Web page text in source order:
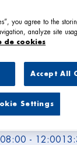
08:00 - 12:00
08:00 - 12:00
08:00 - 12:00
you agree to the
analyze site
de cookies
Accept All
Settings